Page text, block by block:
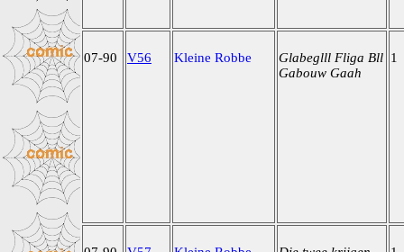
07-90 V56 Kleine Robbe
Glabeglll Fliga Bll
Gabouw Gaah
1